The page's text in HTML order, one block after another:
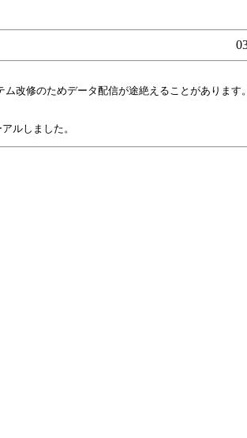
改修のためデータ配信が途絶えることがあります
ルしました。